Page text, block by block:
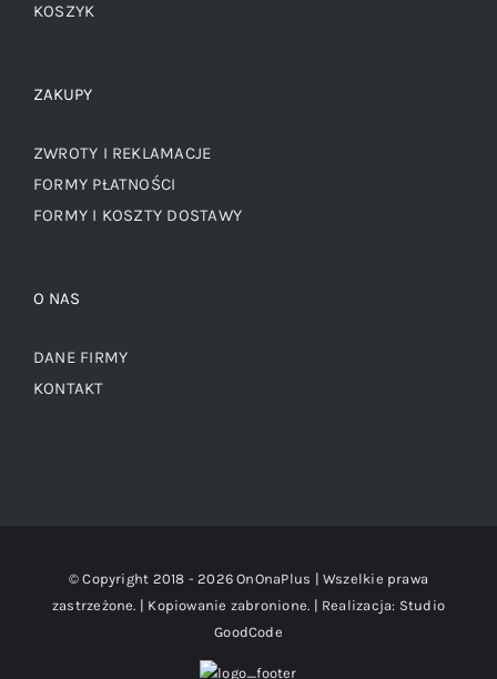
KOSZYK
ZAKUPY
ZWROTY I REKLAMACJE
FORMY PŁATNOŚCI
FORMY I KOSZTY DOSTAWY
O NAS
DANE FIRMY
KONTAKT
© Copyright 2018 -2026 OnOnaPlus | Wszelkie prawa
zastrzeżone. | Kopiowanie zabronione. | Realizacja: Studio
GoodCode